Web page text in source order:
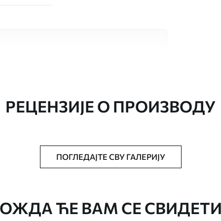
за тапете.
РЕЦЕНЗИЈЕ О ПРОИЗВОДУ
ПОГЛЕДАЈТЕ СВУ ГАЛЕРИЈУ
ЋЕ ВАМ СЕ